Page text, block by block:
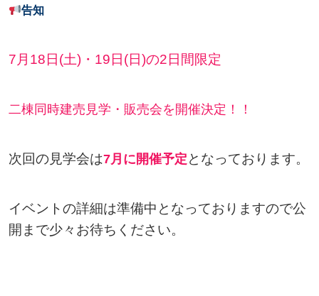
告知
7月18日(土)・19日(日)の2日間限定
二棟同時建売見学・販売会を開催決定！！
次回の見学会は7月に開催予定 となっております。
イベントの詳細は準備中となっておりますので公
開まで少々お待ちください。